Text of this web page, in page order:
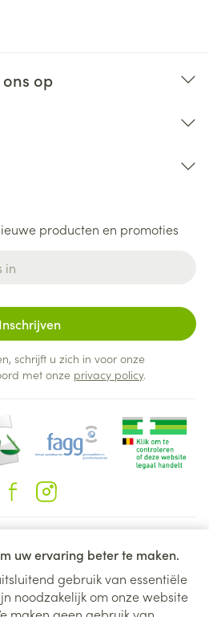
uw ervaring beter te maken.
gebruik van essentiële
noodzakelijk om onze website
op
producten en promoties
Inschrijven
schrijft u zich in voor onze
met onze privacy policy.